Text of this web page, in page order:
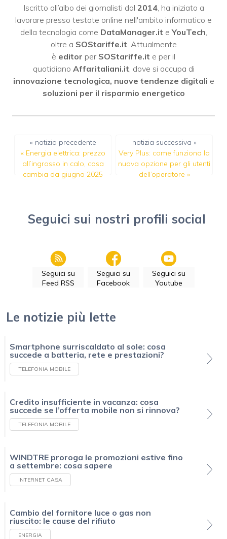
Iscritto all’albo dei giornalisti dal 2014, ha iniziato a
lavorare presso testate online nell'ambito informatico e
della tecnologia come DataManager.it eYouTech
oltre a SOStariffe.it . Attualmente
è editor per SOStariffe.it e per il
quotidiano Affaritaliani.it , dove si occupa di
innovazione tecnologica, nuove tendenze digitali e
soluzioni per il risparmio energetico
« notizia precedente
« Energia elettrica: prezzo
all’ingrosso in calo, cosa
cambia da giugno 2025
notizia successiva »
Very Plus: come funziona la
nuova opzione per gli utenti
dell’operatore »
Seguici sui nostri profili social
Seguici su
Feed RSS
Seguici su
Facebook
Seguici su
Youtube
Le notizie più lette
Smartphone surriscaldato al sole: cosa
succede a batteria, rete e prestazioni?
TELEFONIA MOBILE
Credito insufficiente in vacanza: cosa
succede se l’offerta mobile non si rinnova?
TELEFONIA MOBILE
WINDTRE proroga le promozioni estive fino
a settembre: cosa sapere
INTERNET CASA
Cambio del fornitore luce o gas non
riuscito: le cause del rifiuto
ENERGIA